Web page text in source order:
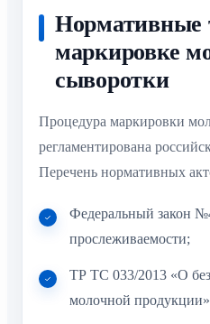
Нормативные
маркировке
сыворотки
Процедура маркировки
регламентирована
Перечень нормативных
Федеральный закон
прослеживаемости;
ТР ТС 033/2013 «О
молочной